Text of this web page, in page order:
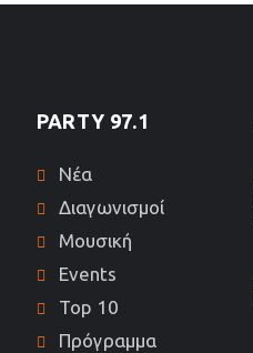
PARTY 97.1
Νέα
Διαγωνισμοί
Μουσική
Events
Top 10
Πρόγραμμα